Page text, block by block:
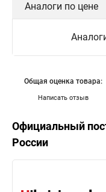
Аналоги по цене
Написать отзыв
Общая оценка товара:
Официальный
России